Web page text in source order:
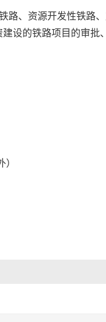
、资源开发性铁路
设的铁路项目的审批